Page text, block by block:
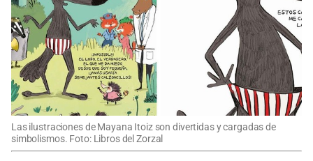
Las ilustraciones de Mayana Itoiz son divertidas y cargadas de
simbolismos. Foto: Libros del Zorzal